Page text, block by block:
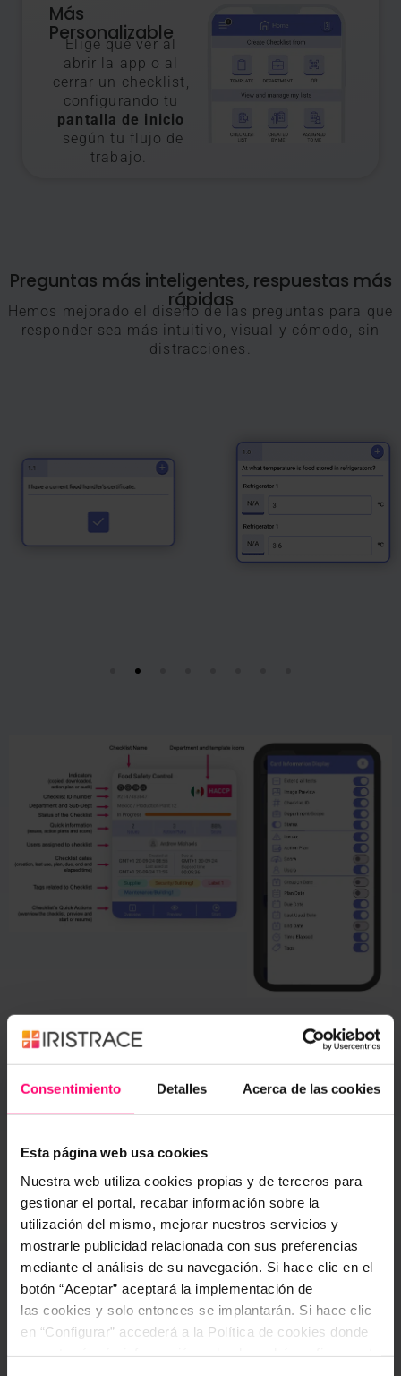
Consentimiento Detalles Acerca de las cookies
Esta página web usa cookies
Nuestra web utiliza cookies propias y de terceros para
gestionar el portal, recabar información sobre la
utilización del mismo, mejorar nuestros servicios y
mostrarle publicidad relacionada con sus preferencias
mediante el análisis de su navegación. Si hace clic en el
botón “Aceptar” aceptará la implementación de
las cookies y solo entonces se implantarán. Si hace clic
en “Configurar” accederá a la Política de cookies donde
Más
Personalizable
Elige qué ver al
abrir la app o al
cerrar un checklist,
configurando tu
pantalla de inicio
según tu flujo de
trabajo.
Preguntas más inteligentes, respuestas más
rápidas
Hemos mejorado el diseño de las preguntas para que
responder sea más intuitivo, visual y cómodo, sin
distracciones.
Nueva vista de checklist con
Ahora puedesconfigurar y personalizar tus
tarjetaspara mostrar los datos que realmente
Más claridad, más control y una experiencia
CONTROL TOTAL
Toda la información, organizada y
accesible
Consulta y gestiona tus checklists con una
nueva vista más completa y funcional.
Revisa el historial, comprueba fechas, analiza
resultados o ejecutaacciones rápidas
directamente desde la misma pantalla:
Duplicar checklist
Exportar informe